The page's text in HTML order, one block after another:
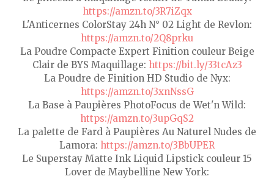
https://amzn.to/3R7iZqx
L'Anticernes ColorStay 24h N° 02 Light de Revlon:
https://amzn.to/2Q8prku
La Poudre Compacte Expert Finition couleur Beige
Clair de BYS Maquillage: https://bit.ly/33tcAz3
La Poudre de Finition HD Studio de Nyx:
https://amzn.to/3xnNssG
La Base à Paupières PhotoFocus de Wet'n Wild:
https://amzn.to/3upGqS2
La palette de Fard à Paupières Au Naturel Nudes de
Lamora: https://amzn.to/3BbUPER
Le Superstay Matte Ink Liquid Lipstick couleur 15
Lover de Maybelline New York: